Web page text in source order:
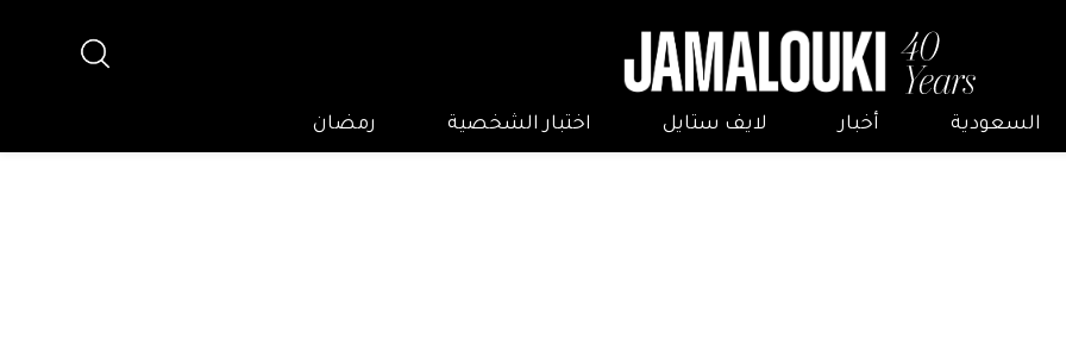
السعودية أخبار لايف ستايل اختبار الشخصية رمضان